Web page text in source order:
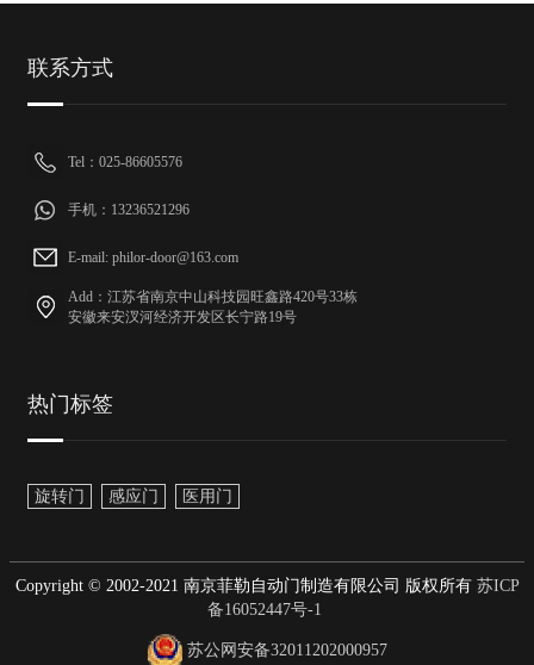
联系方式
Tel：025-86605576
手机：13236521296
E-mail: philor-door@163.com
Add：江苏省南京中山科技园旺鑫路420号33栋
安徽来安汊河经济开发区长宁路19号
热门标签
旋转门 感应门 医用门
Copyright © 2002-2021 南京菲勒自动门制造有限公司 版权所有苏ICP
备16052447号-1
苏公网安备32011202000957